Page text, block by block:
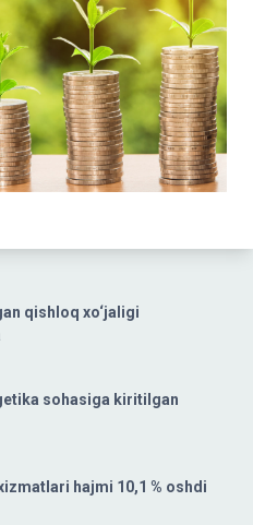
qishloq xo‘jaligi
sohasiga kiritilgan
hajmi 10,1 % oshdi